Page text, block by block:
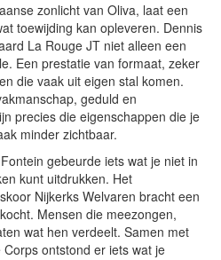
zonlicht van Oliva, laat een
toewijding kan opleveren. Dennis
La Rouge JT niet alleen een
Een prestatie van formaat, zeker
die vaak uit eigen stal komen.
geduld en
precies die eigenschappen die je
minder zichtbaar.
gebeurde iets wat je niet in
kunt uitdrukken. Het
Nijkerks Welvaren bracht een
Mensen die meezongen,
wat hen verdeelt. Samen met
ontstond er iets wat je